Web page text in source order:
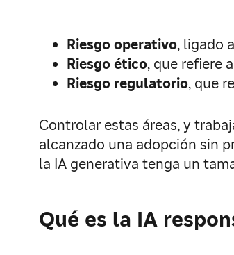
Riesgo operativo, ligado
Riesgo ético, que refiere
Riesgo regulatorio, que
Controlar estas áreas, y
alcanzado una adopción sin
la IA generativa tenga un
Qué es la IA